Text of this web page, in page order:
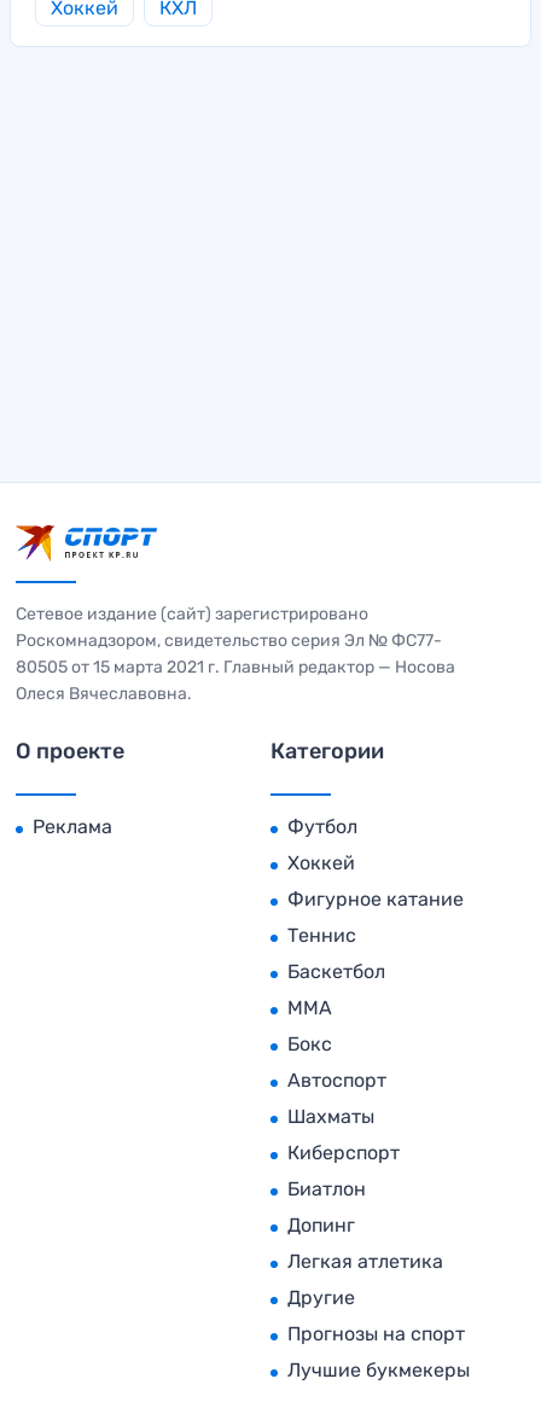
Хоккей КХЛ
Сетевое издание (сайт) зарегистрировано
Роскомнадзором, свидетельство серия Эл № ФС77-
80505 от 15 марта 2021 г. Главный редактор — Носова
Олеся Вячеславовна.
О проекте
Реклама
Категории
Футбол
Хоккей
Фигурное катание
Теннис
Баскетбол
MMA
Бокс
Автоспорт
Шахматы
Киберспорт
Биатлон
Допинг
Легкая атлетика
Другие
Прогнозы на спорт
Лучшие букмекеры